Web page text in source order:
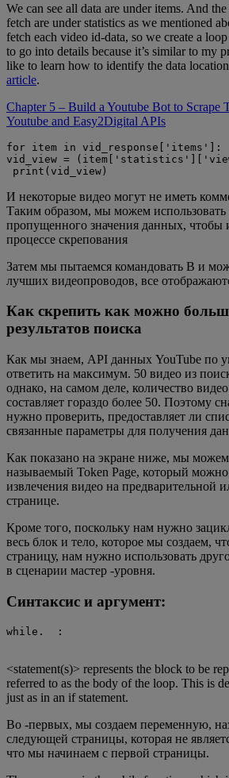
We can see all data are under items. And
fetch are under statistics as we mentioned
fetch each video id-data, so we create a
to go into details because it’s similar to my
like to learn how to identify the data
article.
Chapter 5 – Build a Youtube Bot to Scrape
Youtube and Easy2Digital APIs
for item in vid_response['items']:
vid_view =
print(vid_view)
И некоторые видео могут не иметь
Таким образом, мы можем
пропущенного значения данных, чтобы
процессе скрепования
Затем мы пытаемся командовать B и
лучших видеопроводов, все
Как скрепить как можно
результатов поиска
Как мы знаем, API данных YouTube по
ответить на максимум. 50 видео из
однако, на самом деле, количество видео
составляет гораздо более 50. Поэтому
нужно проверить, предоставляет ли
связанные параметры для получения
Как показано на экране ниже, мы
называемый Token Page, который можно
извлечения видео на предварительной
странице.
Кроме того, поскольку нам нужно
весь блок и тело, которое мы создаем,
страницу, нам нужно использовать
в сценарии мастер -уровня.
Синтаксис и аргумент:
while. :
<statement(s)> represents the block to be
referred to as the body of the loop. This is
just as in an if statement.
Во -первых, мы создаем переменную,
следующей страницы, которая не
что мы начинаем с первой страницы.